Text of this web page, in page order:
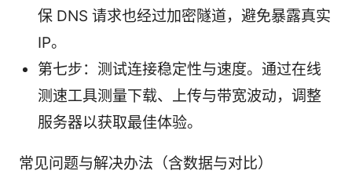
保 DNS 请求也经过加密隧道，避免暴露真实
IP。
第七步：测试连接稳定性与速度。通过在线
测速工具测量下载、上传与带宽波动，调整
服务器以获取最佳体验。
常见问题与解决办法（含数据与对比）